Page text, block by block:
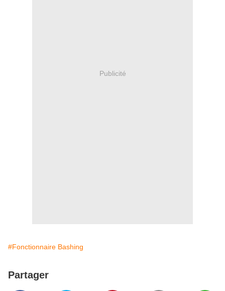
Publicité
#Fonctionnaire Bashing
Partager